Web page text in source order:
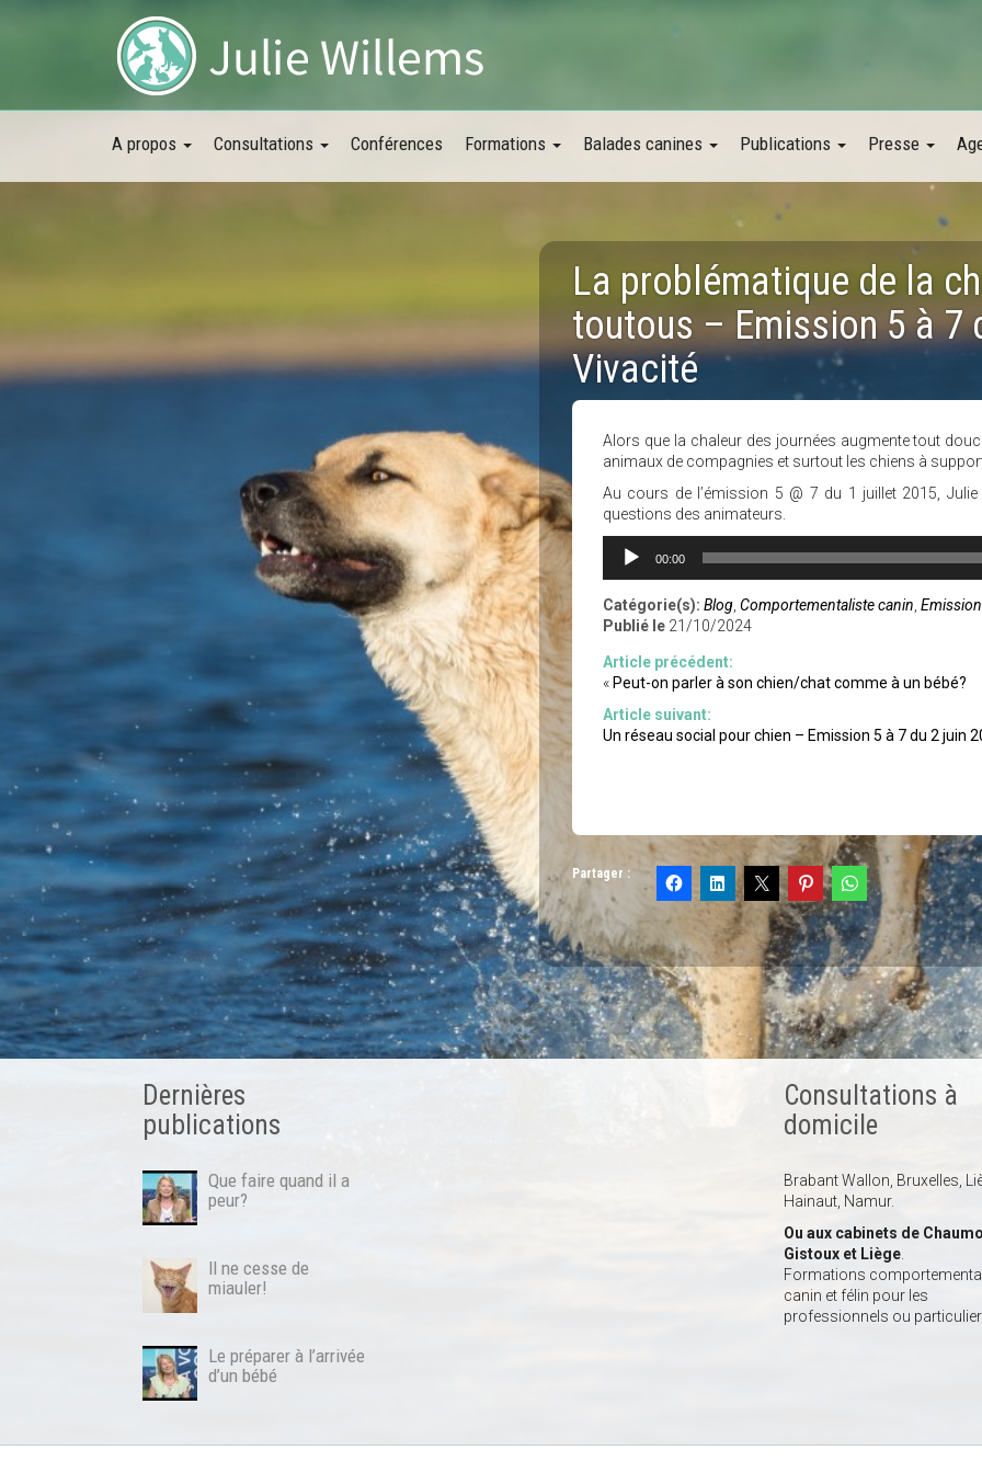
A propos Consultations Conférences Formations Balades canines Publications Presse
La problématique de la
toutous – Emission 5 à 7
Vivacité
Alors que la chaleur des journées augmente tout
animaux de compagnies et surtout les chiens à
Au cours de l’émission 5 @ 7 du 1 juillet 2015,
questions des animateurs.
Lecteur
audio
00:00
Catégorie(s): Blog Comportementaliste canin
Publié le 21/10/2024
Article précédent:
«Peut-on parler à son chien/chat comme à un bébé?
Article suivant:
Un réseau social pour chien – Emission 5 à 7 du 2 juin
Partager :
Dernières
publications
Que faire quand il a
peur?
Il ne cesse de
miauler!
Le préparer à l’arrivée
d’un bébé
Consultations à
domicile
Brabant Wallon, Bruxelles,
Hainaut, Namur.
Ou aux cabinets de
Gistoux et Liège
Formations
canin et félin pour les
professionnels ou